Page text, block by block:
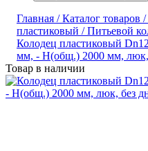
Главная /Каталог товаров /
пластиковый /Питьевой
Колодец пластиковый
мм, - H(общ.) 2000 мм,
Товар в наличии